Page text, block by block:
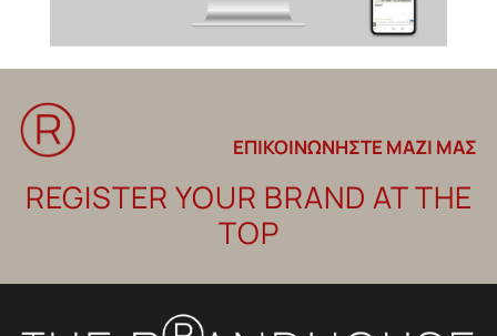
ΕΠΙΚΟΙΝΩΝΗΣΤΕ ΜΑΖΙ ΜΑΣ
REGISTER YOUR BRAND AT THE
TOP